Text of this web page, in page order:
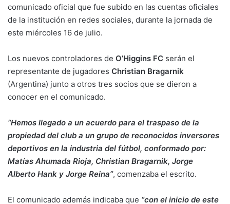
comunicado oficial que fue subido en las cuentas oficiales
de la institución en redes sociales, durante la jornada de
este miércoles 16 de julio.
Los nuevos controladores de O’Higgins FC serán el
representante de jugadores Christian Bragarnik
(Argentina) junto a otros tres socios que se dieron a
conocer en el comunicado.
“Hemos llegado a un acuerdo para el traspaso de la
propiedad del club a un grupo de reconocidos inversores
deportivos en la industria del fútbol, conformado por:
Matías Ahumada Rioja, Christian Bragarnik, Jorge
Alberto Hank y Jorge Reina”, comenzaba el escrito.
El comunicado además indicaba que “con el inicio de este